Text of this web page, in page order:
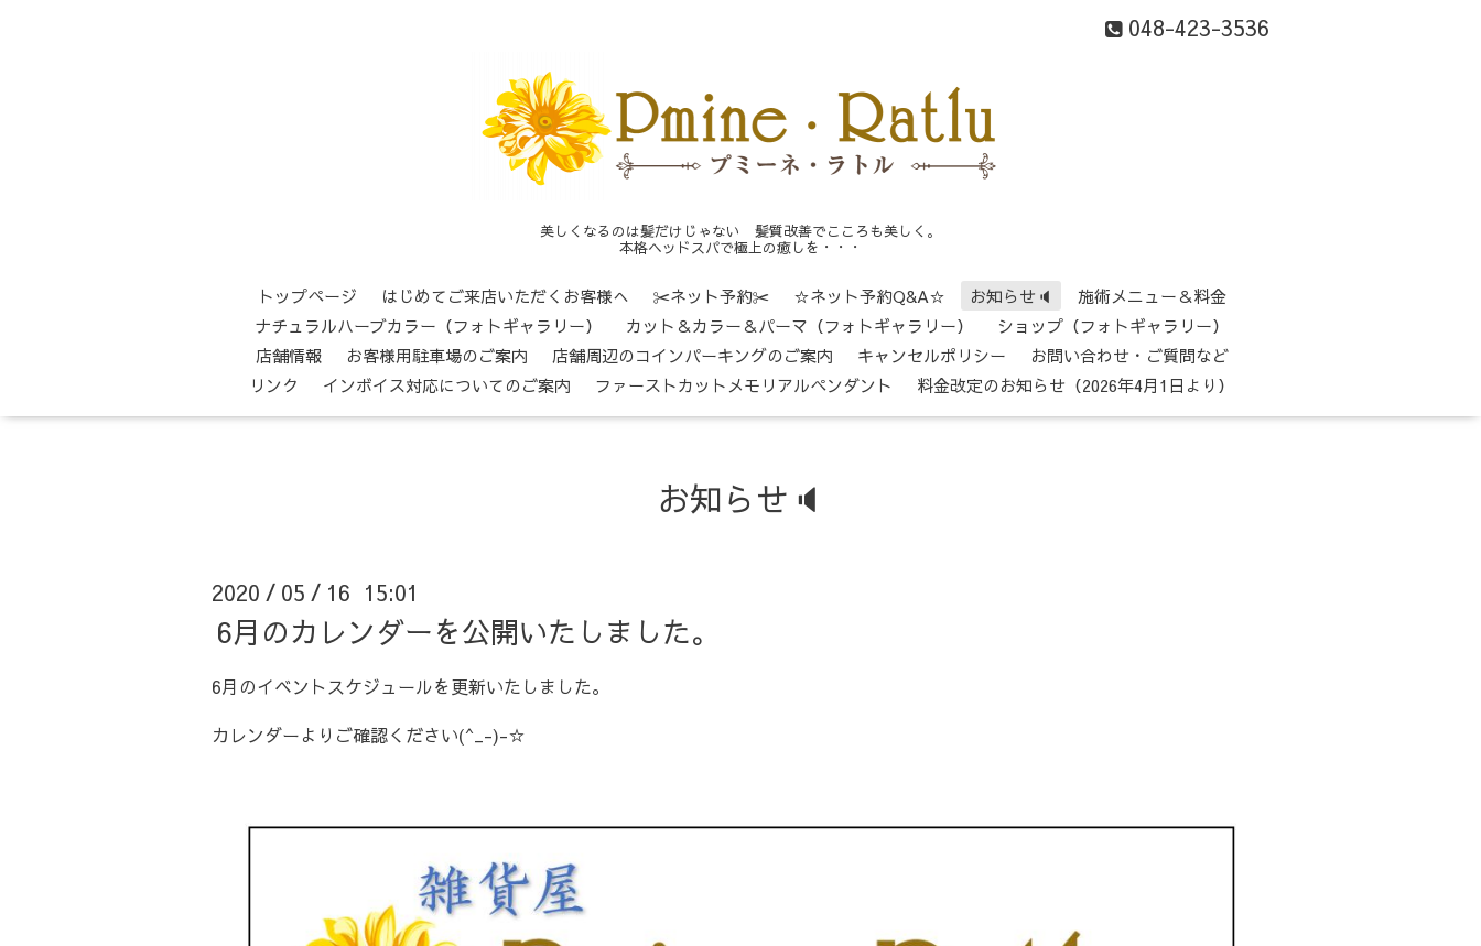
048-423-3536
美しくなるのは髪だけじゃない 髪質改善でこころも美しく。
本格ヘッドスパで極上の癒しを・・・
トップページ はじめてご来店いただくお客様へ ✂ネット予約✂ ☆ネット予約Q&A☆ お知らせ🔈
施術メニュー＆料金
ナチュラルハーブカラー（フォトギャラリー）
カット＆カラー＆パーマ（フォトギャラリー）
ショップ（フォトギャラリー）
店舗情報
お客様用駐車場のご案内 店舗周辺のコインパーキングのご案内 キャンセルポリシー
お問い合わせ・ご質問など
リンク
インボイス対応についてのご案内 ファーストカットメモリアルペンダント 料金改定のお知らせ（2026年4月1日より）
お知らせ🔈
2020 / 05 / 16 15:01
6月のカレンダーを公開いたしました。
6月のイベントスケジュールを更新いたしました。
カレンダーよりご確認ください(^_-)-☆